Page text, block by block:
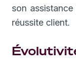
son
réussite client.